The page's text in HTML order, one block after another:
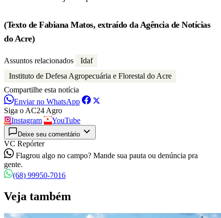
(Texto de Fabiana Matos, extraído da Agência de Notícias
do Acre)
Assuntos relacionados
Idaf
Instituto de Defesa Agropecuária e Florestal do Acre
Compartilhe esta notícia
Enviar no WhatsApp
Siga o AC24 Agro
Instagram
YouTube
Deixe seu comentário
VC Repórter
Flagrou algo no campo? Mande sua pauta ou denúncia pra
gente.
(68) 99950-7016
Veja também